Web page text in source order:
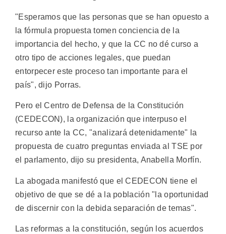
"Esperamos que las personas que se han opuesto a
la fórmula propuesta tomen conciencia de la
importancia del hecho, y que la CC no dé curso a
otro tipo de acciones legales, que puedan
entorpecer este proceso tan importante para el
país", dijo Porras.
Pero el Centro de Defensa de la Constitución
(CEDECON), la organización que interpuso el
recurso ante la CC, "analizará detenidamente" la
propuesta de cuatro preguntas enviada al TSE por
el parlamento, dijo su presidenta, Anabella Morfín.
La abogada manifestó que el CEDECON tiene el
objetivo de que se dé a la población "la oportunidad
de discernir con la debida separación de temas".
Las reformas a la constitución, según los acuerdos